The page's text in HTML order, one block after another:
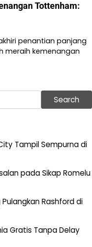
Tottenham:
penantian panjang
meraih kemenangan
Search
Tampil Sempurna di
pada Sikap Romelu
Rashford di
Gratis Tanpa Delay